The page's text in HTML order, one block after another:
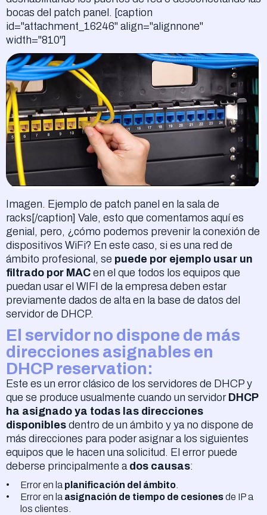
bocas del patch panel. [caption
id="attachment_16246" align="alignnone"
width="810"]
Imagen. Ejemplo de patch panel en la sala de
racks[/caption] Vale, esto que comentamos aquí es
genial, pero, ¿cómo podemos prevenir la conexión de
dispositivos WiFi? En este caso, si es una red de
ámbito profesional, se puede por ejemplo usar un
filtrado por MAC en el que todos los equipos que
puedan usar el WIFI de la empresa deben estar
previamente dados de alta en la base de datos del
servidor de DHCP.
El servidor no dispone de más
direcciones asignables en
DHCP reservation:
Este es un error clásico de los servidores de DHCP y
que se produce usualmente cuando un servidor DHCP
ha asignado ya todas las direcciones
disponibles dentro de un ámbito y ya no dispone de
más direcciones para poder asignar a los siguientes
equipos que le hacen una solicitud. El error puede
deberse principalmente a dos causas:
Error en la planificación del ámbito
Error en la asignación de tiempo de cesionesde IP a
los clientes.